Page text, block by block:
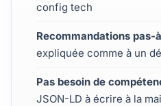
config tech
Recommandations pas-
expliquée comme à un
Pas besoin de
JSON-LD à écrire à la